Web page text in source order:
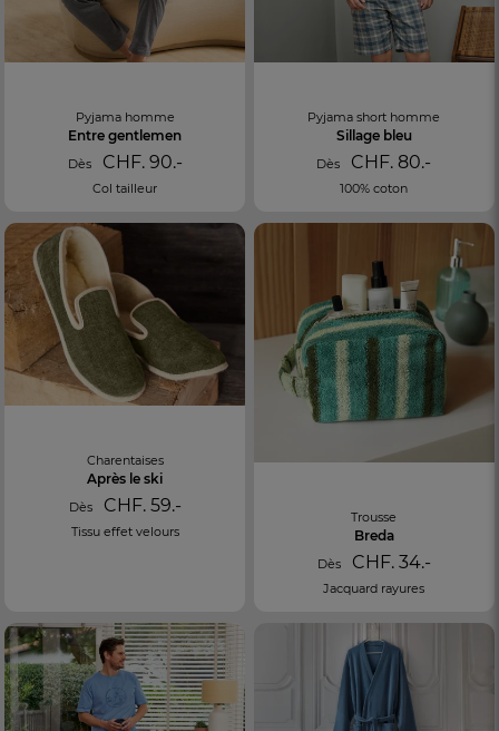
Pyjama homme
Entre gentlemen
Dès CHF. 90.-
Col tailleur
Pyjama short homme
Sillage bleu
Dès CHF. 80.-
100% coton
Charentaises
Après le ski
Dès CHF. 59.-
Tissu effet velours
Trousse
Breda
Dès CHF. 34.-
Jacquard rayures